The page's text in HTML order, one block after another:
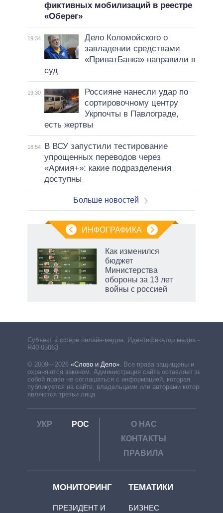
фиктивных мобилизаций в реестре
«Оберег»
19:34
Дело Коломойского о
завладении средствами
«ПриватБанка» направили в
суд
19:30
Россияне нанесли удар по
сортировочному центру
Укрпочты в Павлограде,
есть жертвы
18:54
В ВСУ запустили тестирование
упрощенных переводов через
«Армия+»: какие подразделения
доступны
Больше новостей
ИНФОГРАФИКА
Как изменился
бюджет
Министерства
обороны за 13 лет
войны с россией
Субъект в сфере онлайн-медиа. Идентификатор медиа –
R40-05063
© 2009—2026 «Слово и Дело». Все права защищены и
охраняются законом. Администрация сайта оставляет за
собой право не соглашаться с информацией, которая
публикуется на сайте, владельцами или авторами которой
являются третьи лица.
УКР РОС
О НАС
КОНТАКТЫ
ПРАВИЛА
МОНИТОРИНГ
ПРЕЗИДЕНТ И
ТЕМАТИКИ
БИЗНЕС